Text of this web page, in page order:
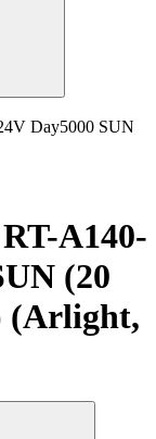
Day5000 SUN
A140-
(20
(Arlight,